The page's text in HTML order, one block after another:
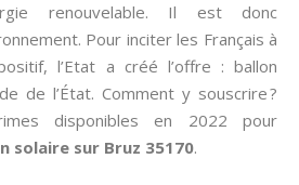
renouvelable. Il est donc
Pour inciter les Français à
l’Etat a créé l’offre : ballon
de l’État. Comment y souscrire ?
disponibles en 2022 pour
solaire sur Bruz 35170.